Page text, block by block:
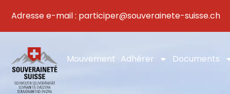
contenu
Adresse e-mail : participer@souverainete-suisse.ch
Mouvement Adhérer Documents